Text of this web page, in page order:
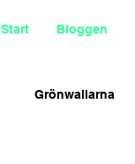
Start Bloggen
Grönwallarna